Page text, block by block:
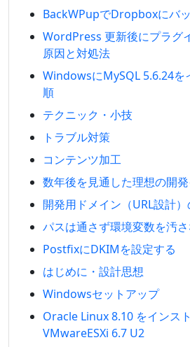
BackWPupでDropboxにバ
WordPress 更新後にプラグ
原因と対処法
WindowsにMySQL 5.6.24を
順
テクニック・小技
トラブル対策
コンテンツ加工
数年後を見通した理想の開
開発用ドメイン（URL設計
パスは通さず環境変数を汚
PostfixにDKIMを設定する
はじめに・設計思想
Windowsセットアップ
Oracle Linux 8.10 をインス
VMwareESXi 6.7 U2